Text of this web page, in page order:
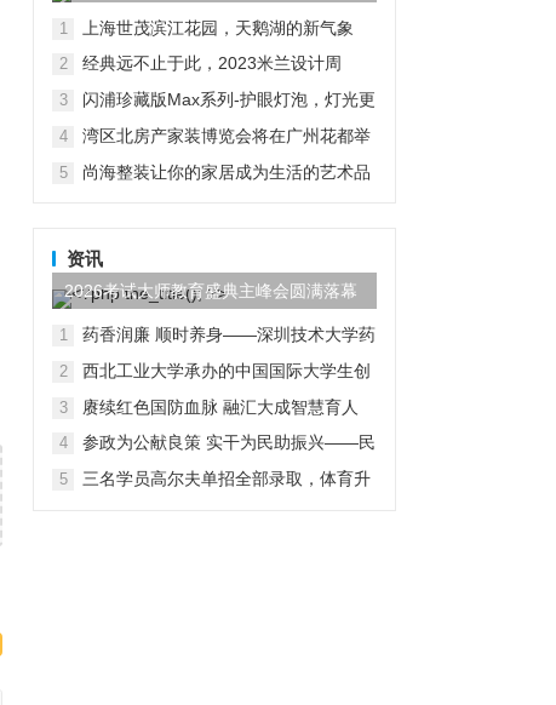
97.44亿元,同比...
1 上海世茂滨江花园，天鹅湖的新气象
2
经典远不止于此，2023米兰设计周
3
闪浦珍藏版Max系列-护眼灯泡，灯光更
4
湾区北房产家装博览会将在广州花都举
5 尚海整装让你的家居成为生活的艺术品
资讯
2026考试大师教育盛典主峰会圆满落幕
1
药香润廉 顺时养身——深圳技术大学药
题党日活动
2
西北工业大学承办的中国国际大学生创
3 赓续红色国防血脉 融汇大成智慧育人
4
参政为公献良策 实干为民助振兴——民
主题教育实践帮扶调研活动
5
三名学员高尔夫单招全部录取，体育升